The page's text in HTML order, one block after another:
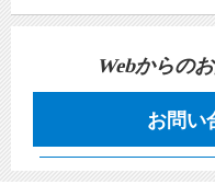
Webからの
お問い